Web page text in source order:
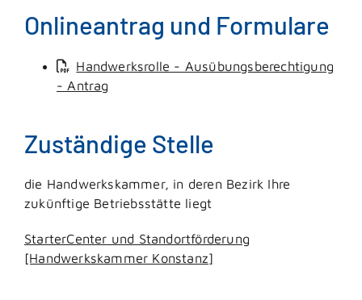
Onlineantrag und Formulare
Handwerksrolle - Ausübungsberechtigung
- Antrag
Zuständige Stelle
die Handwerkskammer, in deren Bezirk Ihre
zukünftige Betriebsstätte liegt
StarterCenter und Standortförderung
[Handwerkskammer Konstanz]